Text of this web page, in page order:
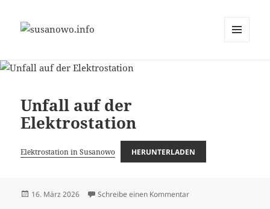
Unfall auf der
Elektrostation
Elektrostation in Susanowo HERUNTERLADEN
Veröffentlicht
16. März 2026 Schreibe einen Kommentarzu Unfall auf der